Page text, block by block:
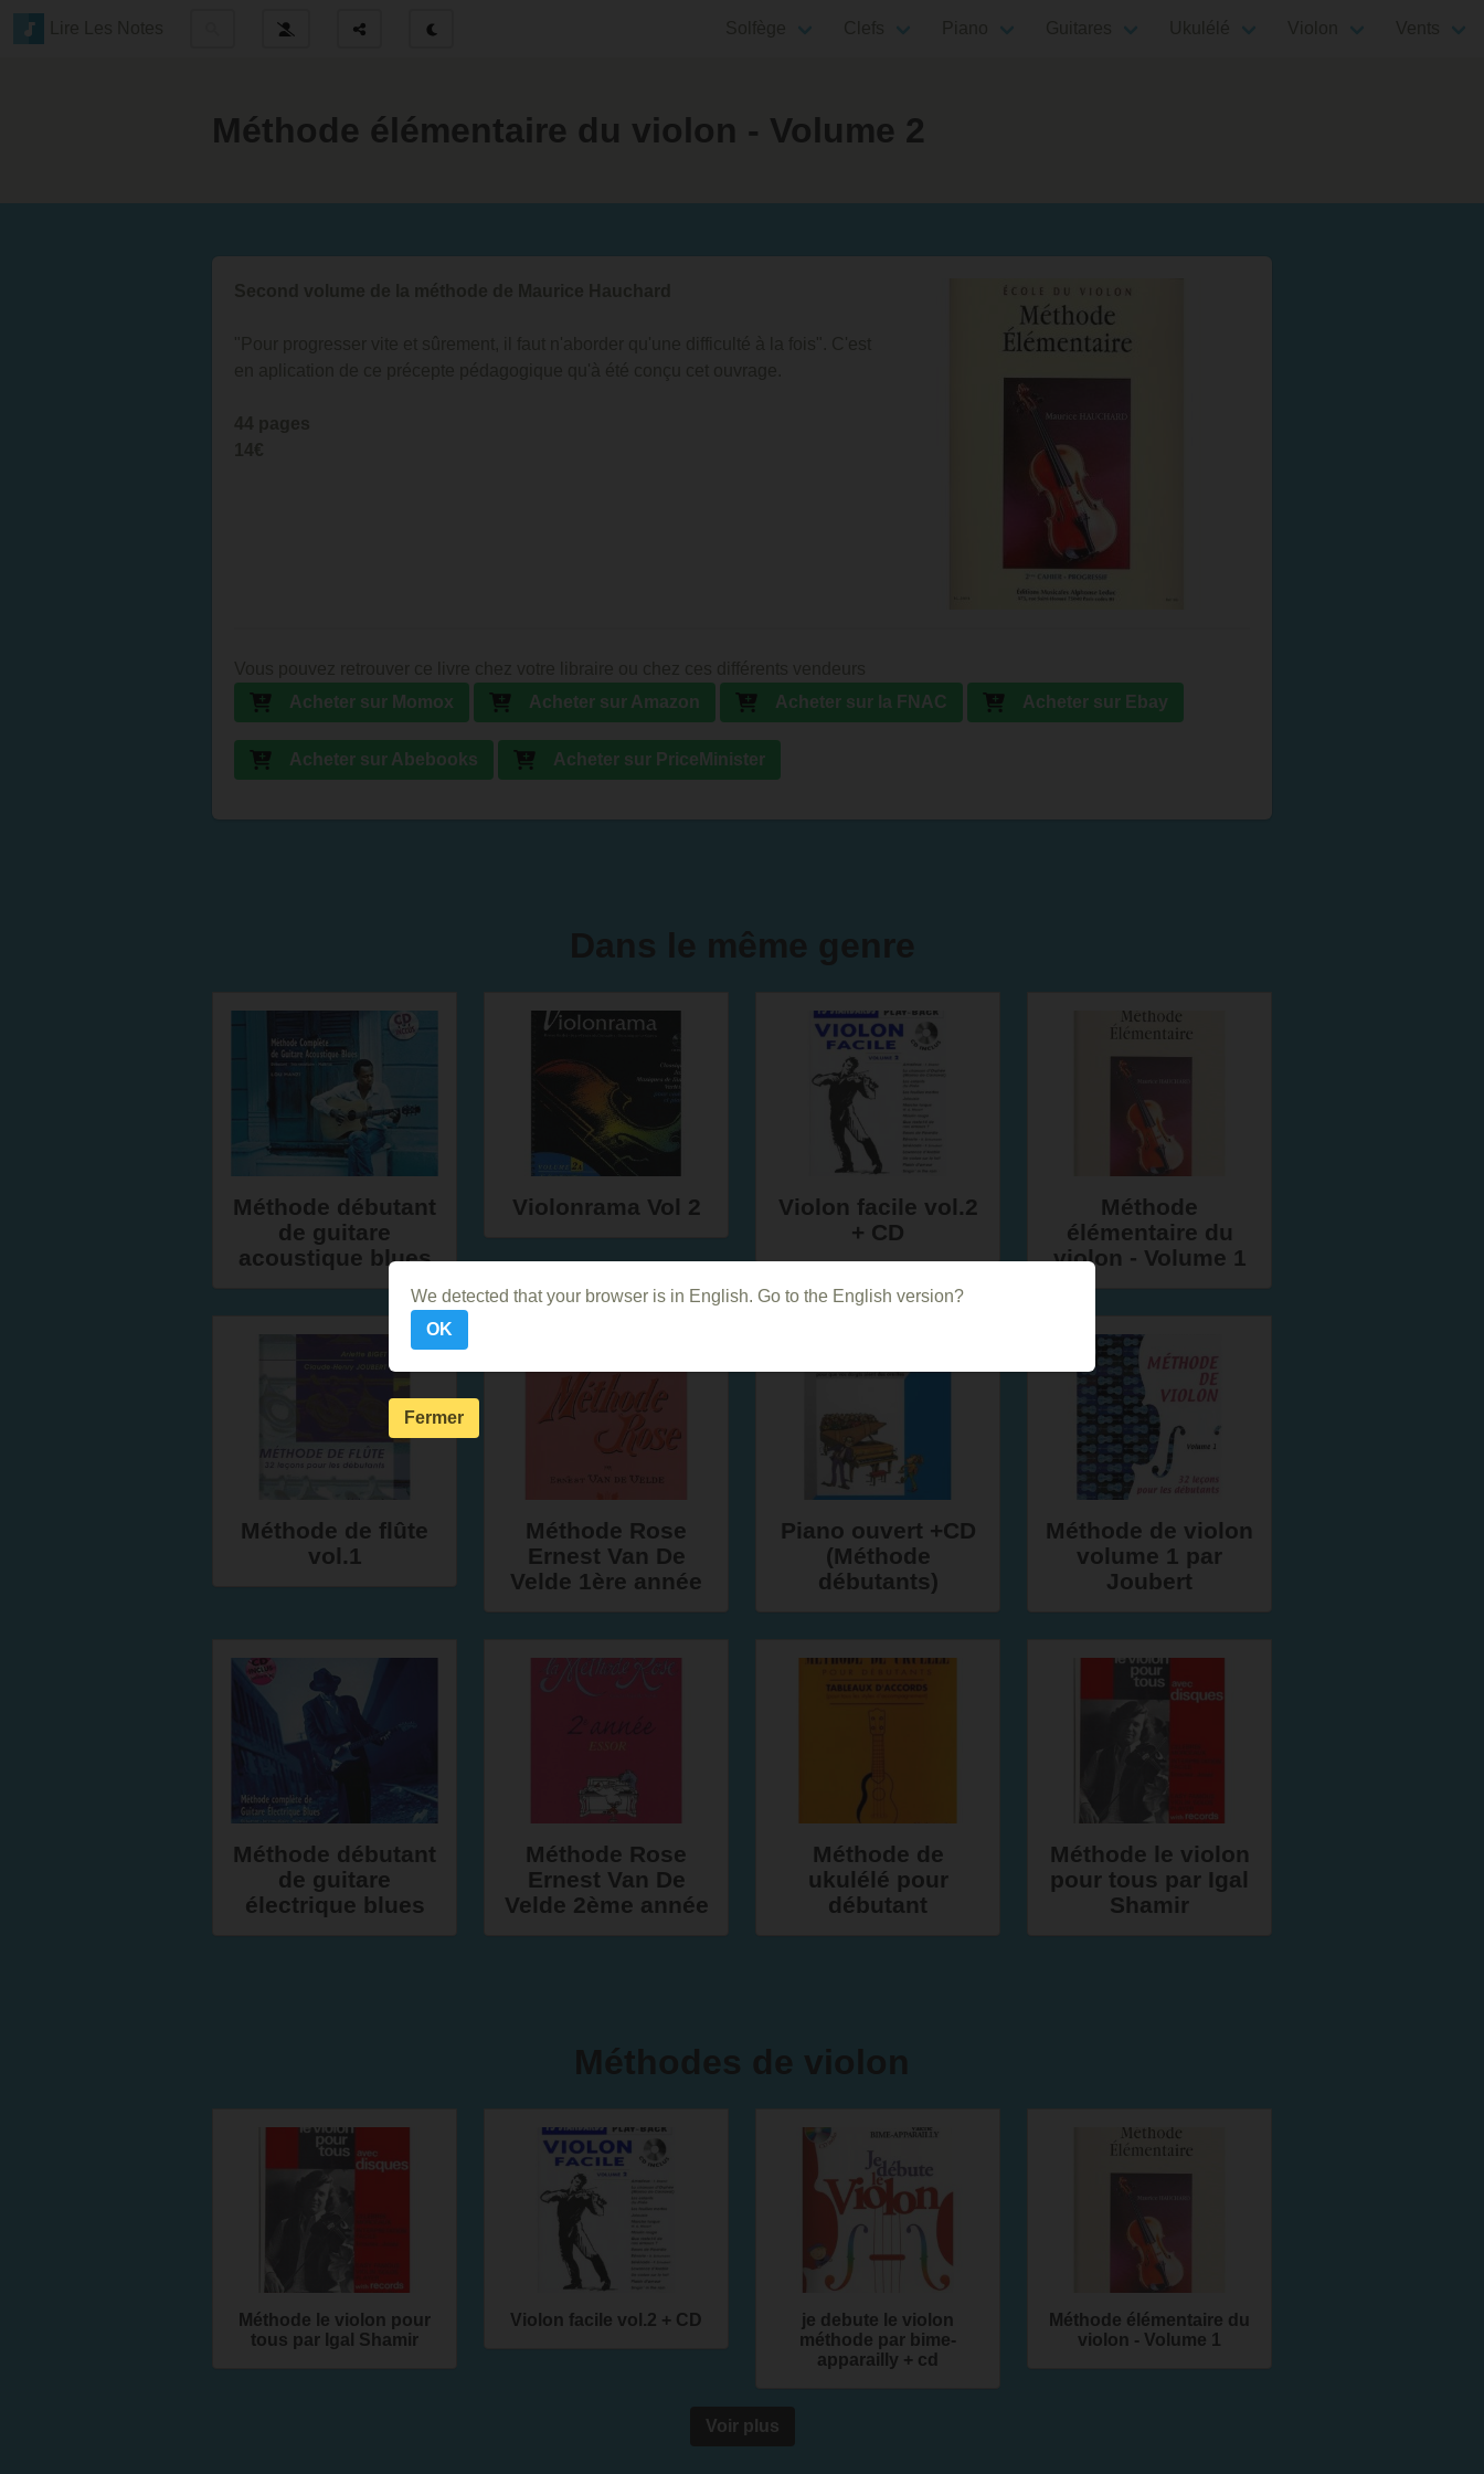
Méthode élémentaire du violon - Volume 2
Acheter sur Momox
Acheter sur Amazon Acheter sur la FNAC Acheter sur Ebay
Acheter sur Abebooks Acheter sur PriceMinister
Méthode débutant
de guitare
acoustique blues
Violonrama Vol 2
Violon facile vol.2
+ CD
Méthode
élémentaire du
violon - Volume 1
Méthode de flûte
vol.1
Méthode Rose
Ernest Van De
Velde 1ère année
Piano ouvert +CD
(Méthode
débutants)
Méthode de violon
volume 1 par
Joubert
Méthode débutant
de guitare
électrique blues
Méthode Rose
Ernest Van De
Velde 2ème année
Méthode de
ukulélé pour
débutant
Méthode le violon
pour tous par Igal
Shamir
Méthode le violon pour
tous par Igal Shamir
Violon facile vol.2 + CD
je debute le violon
méthode par bime-
apparailly + cd
Méthode élémentaire du
violon - Volume 1
Voir plus
We detected that your browser is in English. Go to the English version?
OK
Fermer